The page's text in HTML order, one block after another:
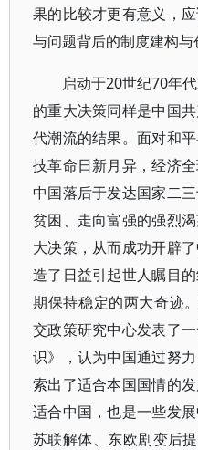
果的比较才更有意义，
与问题背后的制度建构与
启动于20世纪70年
的重大决策同样是中国
代潮流的结果。面对和
技革命日新月异，经济
中国落后于发达国家二
贫困、走向富强的强烈
大决策，从而成功开辟
造了日益引起世人瞩目
期保持稳定的两大奇迹
交政策研究中心发表了
识》，认为中国通过努
索出了适合本国国情的
适合中国，也是一些发
苏联解体、东欧剧变后